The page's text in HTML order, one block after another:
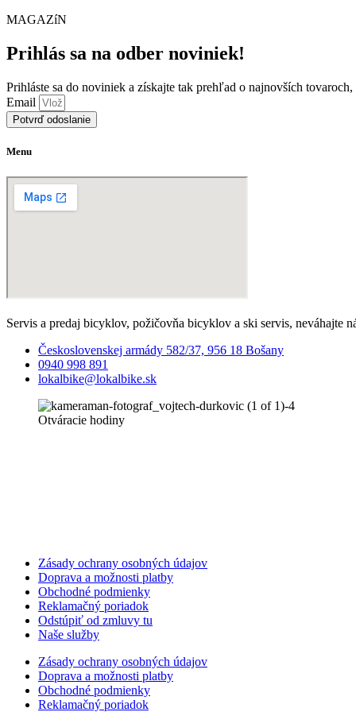
si
môžete
MAGAZíN
Prihlás sa na odber noviniek!
Prihláste sa do noviniek a získajte tak prehľad o najnovších
Email
Potvrď odoslanie
Menu
Servis a predaj bicyklov, požičovňa bicyklov a ski servis, neváhajte
Československej armády 582/37, 956 18 Bošany
0940 998 891
lokalbike@lokalbike.sk
Otváracie hodiny
Zásady ochrany osobných údajov
Doprava a možnosti platby
Obchodné podmienky
Reklamačný poriadok
Odstúpiť od zmluvy tu
Naše služby
Zásady ochrany osobných údajov
Doprava a možnosti platby
Obchodné podmienky
Reklamačný poriadok